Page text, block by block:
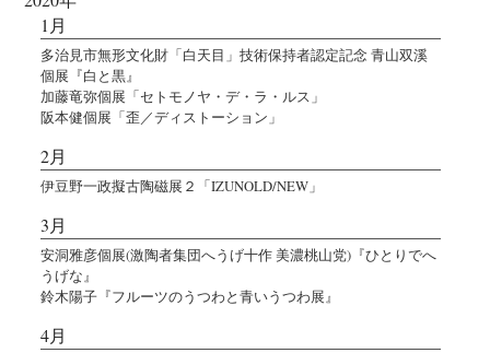
1月
多治見市無形文化財「白天目」技術保持者認定記念 青山双溪
個展『白と黒』
加藤竜弥個展「セトモノヤ・デ・ラ・ルス」
阪本健個展「歪／ディストーション」
2月
伊豆野一政擬古陶磁展２「IZUNOLD/NEW」
3月
安洞雅彦個展(激陶者集団へうげ十作 美濃桃山党)『ひとりでへ
うげな』
鈴木陽子『フルーツのうつわと青いうつわ展』
4月